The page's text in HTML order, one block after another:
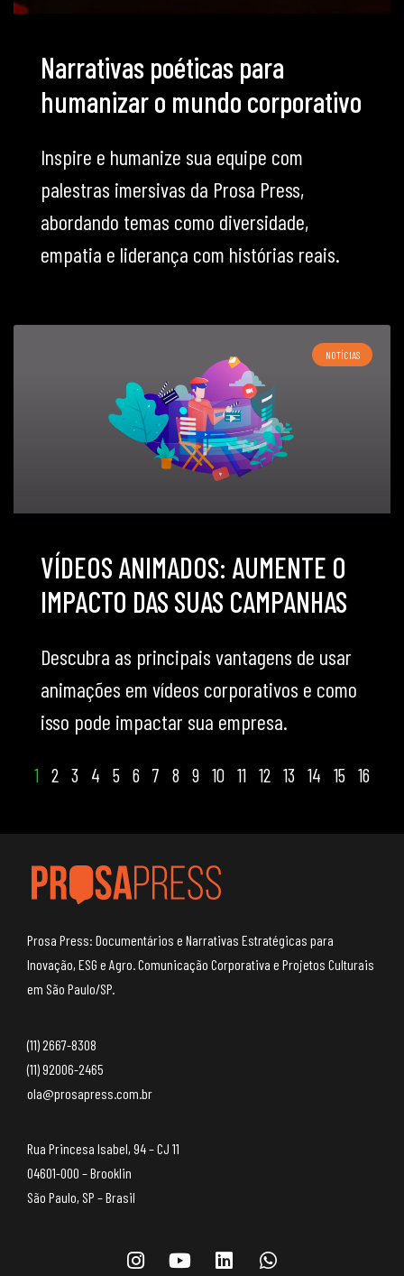
Narrativas poéticas para
humanizar o mundo corporativo
Inspire e humanize sua equipe com
palestras imersivas da Prosa Press,
abordando temas como diversidade,
empatia e liderança com histórias reais.
NOTÍCIAS
VÍDEOS ANIMADOS: AUMENTE O
IMPACTO DAS SUAS CAMPANHAS
Descubra as principais vantagens de usar
animações em vídeos corporativos e como
isso pode impactar sua empresa.
1 2 3 4 5 6 7 8 9 10 11 12 13 14 15 16
Prosa Press: Documentários e Narrativas Estratégicas para
Inovação, ESG e Agro. Comunicação Corporativa e Projetos Culturais
em São Paulo/SP.
(11) 2667-8308
(11) 92006-2465
ola@prosapress.com.br
Rua Princesa Isabel, 94 – CJ 11
04601-000 – Brooklin
São Paulo, SP – Brasil